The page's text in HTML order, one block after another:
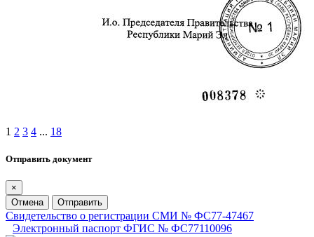
1 2 3 4 ... 18
Отправить документ
×
Отмена
Отправить
Свидетельство о регистрации СМИ № ФС77-47467
Электронный паспорт ФГИС № ФС77110096